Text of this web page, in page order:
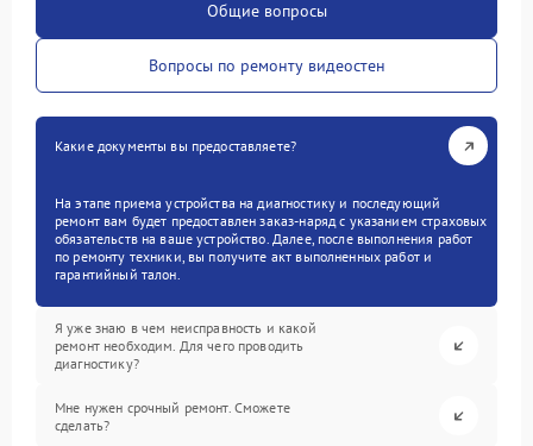
Общие вопросы
Вопросы по ремонту видеостен
Какие документы вы предоставляете?
На этапе приема устройства на диагностику и последующий
ремонт вам будет предоставлен заказ-наряд с указанием страховых
обязательств на ваше устройство. Далее, после выполнения работ
по ремонту техники, вы получите акт выполненных работ и
гарантийный талон.
Я уже знаю в чем неисправность и какой
ремонт необходим. Для чего проводить
диагностику?
Мне нужен срочный ремонт. Сможете
сделать?